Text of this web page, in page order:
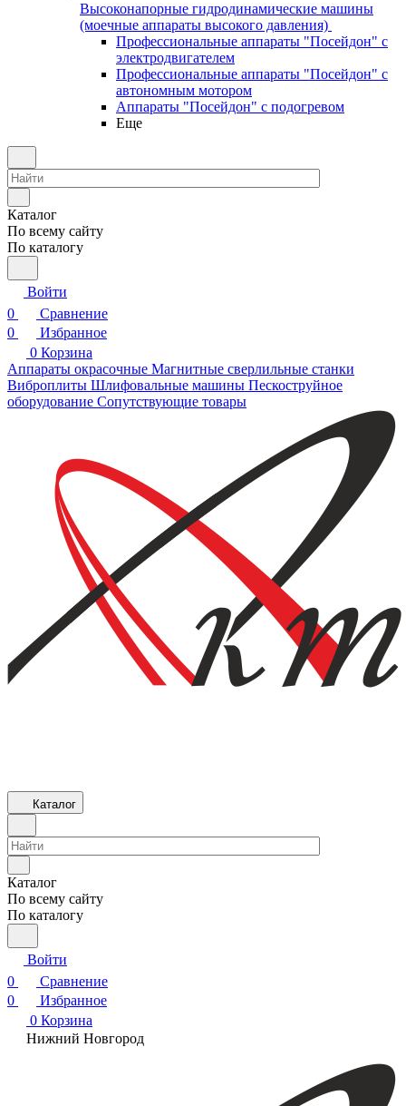
Высоконапорные гидродинамические машины
(моечные аппараты высокого давления)
Профессиональные аппараты "Посейдон" с
электродвигателем
Профессиональные аппараты "Посейдон" с
автономным мотором
Аппараты "Посейдон" с подогревом
Еще
Каталог
По всему сайту
По каталогу
Войти
0
Сравнение
0
Избранное
0 Корзина
Аппараты окрасочные Магнитные сверлильные станки
Виброплиты Шлифовальные машины Пескоструйное
оборудование Сопутствующие товары
Каталог
Каталог
По всему сайту
По каталогу
Войти
0
Сравнение
0
Избранное
0 Корзина
Нижний Новгород